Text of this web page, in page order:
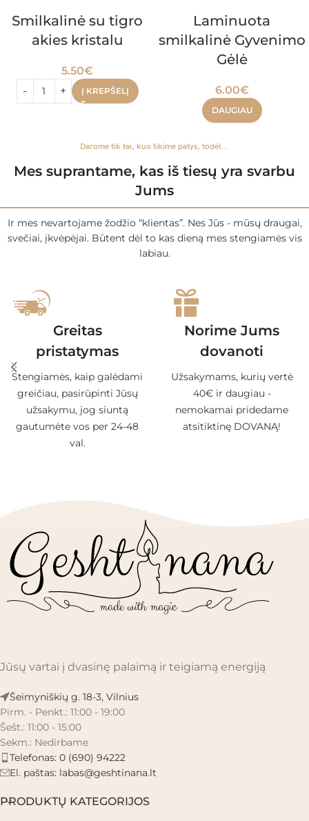
Smilkalinė su tigro
akies kristalu
5.50€
Į KREPŠELĮ
Laminuota
smilkalinė Gyvenimo
Gėlė
6.00€
DAUGIAU
Darome tik tai, kuo tikime patys, todėl...
Mes suprantame, kas iš tiesų yra svarbu
Jums
Ir mes nevartojame žodžio “klientas”. Nes Jūs - mūsų draugai,
svečiai, įkvėpėjai. Būtent dėl to kas dieną mes stengiamės vis
labiau.
Greitas
pristatymas
Stengiamės, kaip galėdami
greičiau, pasirūpinti Jūsų
užsakymu, jog siuntą
gautumėte vos per 24-48
val.
Norime Jums
dovanoti
Užsakymams, kurių vertė
40€ ir daugiau -
nemokamai pridedame
atsitiktinę DOVANĄ!
Jūsų vartai į dvasinę palaimą ir teigiamą energiją
Šeimyniškių g. 18-3, Vilnius
Pirm. - Penkt.: 11:00 - 19:00
Šešt.: 11:00 - 15:00
Sekm.: Nedirbame
Telefonas: 0 (690) 94222
El. paštas: labas@geshtinana.lt
PRODUKTŲ KATEGORIJOS